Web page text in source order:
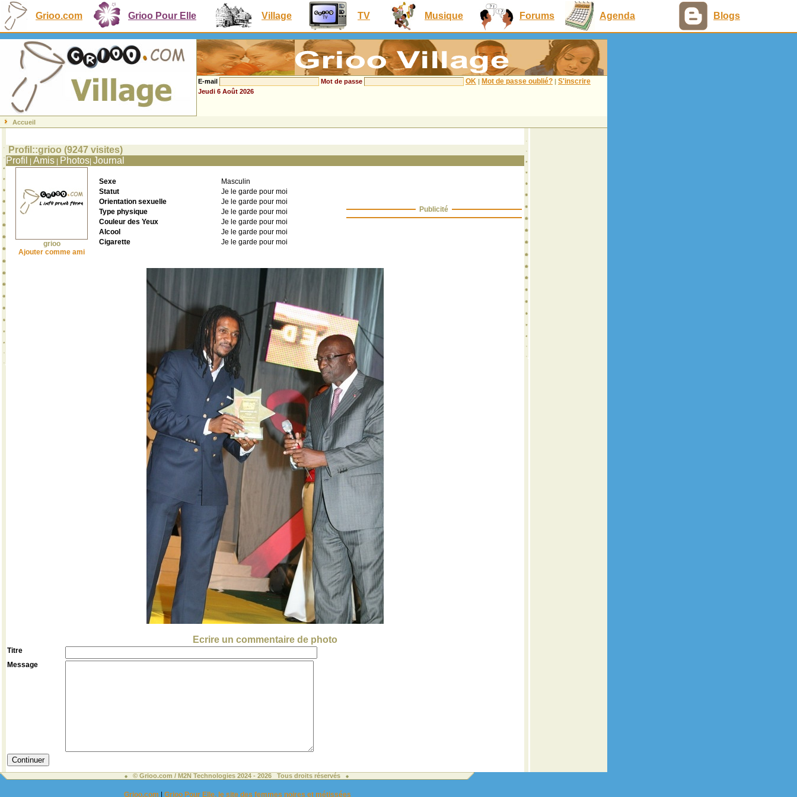
Grioo.com Grioo Pour Elle Village TV Musique Forums Agenda Blogs
E-mail Mot de passe OK | Mot de passe oublié? | S'inscrire
Jeudi 6 Août 2026
Accueil
Profil::grioo (9247 visites)
Profil
Amis Photos Journal
grioo
Ajouter comme ami
Sexe
Masculin
Statut
Je le garde pour moi
Orientation sexuelle
Je le garde pour moi
Type physique
Je le garde pour moi
Couleur des Yeux
Je le garde pour moi
Alcool
Je le garde pour moi
Cigarette
Je le garde pour moi
Publicité
Ecrire un commentaire de photo
Titre
Message
© Grioo.com / M2N Technologies 2024 - 2026 Tous droits réservés
Grioo.com Grioo Pour Elle, le site des femmes noires et métissées